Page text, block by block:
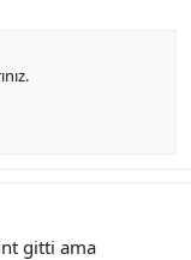
gitti ama